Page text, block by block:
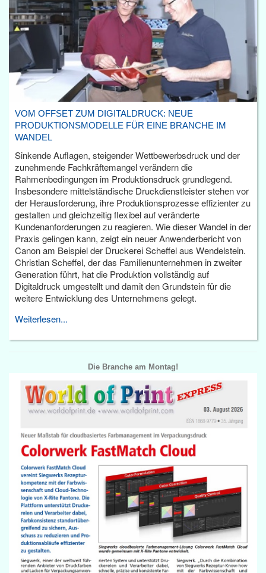
VOM OFFSET ZUM DIGITALDRUCK: NEUE
PRODUKTIONSMODELLE FÜR EINE BRANCHE IM
WANDEL
Sinkende Auflagen, steigender Wettbewerbsdruck und der
zunehmende Fachkräftemangel verändern die
Rahmenbedingungen im Produktionsdruck grundlegend.
Insbesondere mittelständische Druckdienstleister stehen vor
der Herausforderung, ihre Produktionsprozesse effizienter zu
gestalten und gleichzeitig flexibel auf veränderte
Kundenanforderungen zu reagieren. Wie dieser Wandel in der
Praxis gelingen kann, zeigt ein neuer Anwenderbericht von
Canon am Beispiel der Druckerei Scheffel aus Wendelstein.
Christian Scheffel, der das Familienunternehmen in zweiter
Generation führt, hat die Produktion vollständig auf
Digitaldruck umgestellt und damit den Grundstein für die
weitere Entwicklung des Unternehmens gelegt.
Weiterlesen...
Die Branche am Montag!